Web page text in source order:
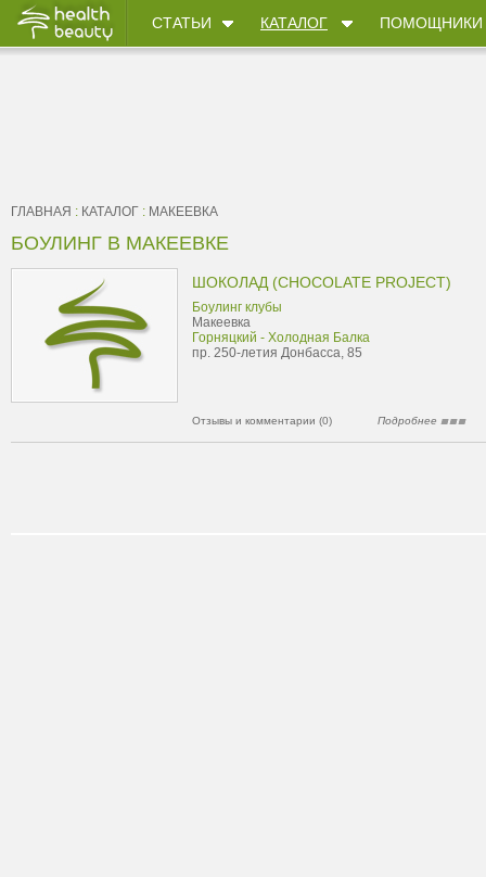
СТАТЬИ КАТАЛОГ ПОМОЩНИКИ
ГЛАВНАЯ : КАТАЛОГ : МАКЕЕВКА
БОУЛИНГ В МАКЕЕВКЕ
ШОКОЛАД (CHOCOLATE PROJECT)
Боулинг клубы
Макеевка
Горняцкий - Холодная Балка
пр. 250-летия Донбасса, 85
Отзывы и комментарии (0) Подробнее